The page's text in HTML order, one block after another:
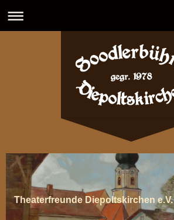
Theaterfreunde Diepoltskirchen e.V.